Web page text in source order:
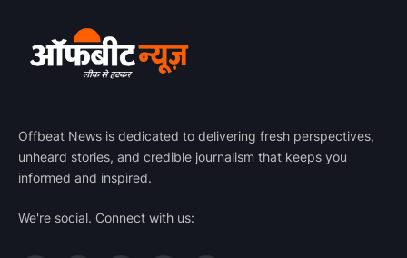
Offbeat News is dedicated to delivering fresh perspectives,
unheard stories, and credible journalism that keeps you
informed and inspired.
We're social. Connect with us: